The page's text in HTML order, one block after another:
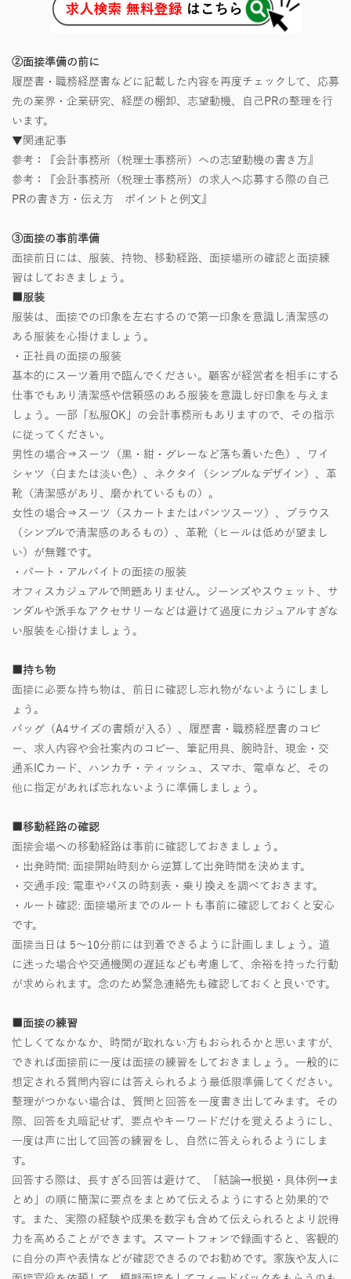
②面接準備の前に
履歴書・職務経歴書などに記載した内容を再度チェックして、応募
先の業界・企業研究、経歴の棚卸、志望動機、自己PRの整理を行
います。
▼関連記事
参考：『会計事務所（税理士事務所）への志望動機の書き方』
参考：『会計事務所（税理士事務所）の求人へ応募する際の自己
PRの書き方・伝え方 ポイントと例文』
③面接の事前準備
面接前日には、服装、持物、移動経路、面接場所の確認と面接練
習はしておきましょう。
■服装
服装は、面接での印象を左右するので第一印象を意識し清潔感の
ある服装を心掛けましょう。
・正社員の面接の服装
基本的にスーツ着用で臨んでください。顧客が経営者を相手にする
仕事でもあり清潔感や信頼感のある服装を意識し好印象を与えま
しょう。一部「私服OK」の会計事務所もありますので、その指示
に従ってください。
男性の場合⇒スーツ（黒・紺・グレーなど落ち着いた色）、ワイ
シャツ（白または淡い色）、ネクタイ（シンプルなデザイン）、革
靴（清潔感があり、磨かれているもの）。
女性の場合⇒スーツ（スカートまたはパンツスーツ）、ブラウス
（シンプルで清潔感のあるもの）、革靴（ヒールは低めが望まし
い）が無難です。
・パート・アルバイトの面接の服装
オフィスカジュアルで問題ありません。ジーンズやスウェット、サ
ンダルや派手なアクセサリーなどは避けて過度にカジュアルすぎな
い服装を心掛けましょう。
■持ち物
面接に必要な持ち物は、前日に確認し忘れ物がないようにしまし
ょう。
バッグ（A4サイズの書類が入る）、履歴書・職務経歴書のコピ
ー、求人内容や会社案内のコピー、筆記用具、腕時計、現金・交
通系ICカード、ハンカチ・ティッシュ、スマホ、電卓など、その
他に指定があれば忘れないように準備しましょう。
■移動経路の確認
面接会場への移動経路は事前に確認しておきましょう。
・出発時間: 面接開始時刻から逆算して出発時間を決めます。
・交通手段: 電車やバスの時刻表・乗り換えを調べておきます。
・ルート確認: 面接場所までのルートも事前に確認しておくと安心
です。
面接当日は 5〜10分前には到着できるように計画しましょう。道
に迷った場合や交通機関の遅延なども考慮して、余裕を持った行動
が求められます。念のため緊急連絡先も確認しておくと良いです。
■面接の練習
忙しくてなかなか、時間が取れない方もおられるかと思いますが、
できれば面接前に一度は面接の練習をしておきましょう。一般的に
想定される質問内容には答えられるよう最低限準備してください。
整理がつかない場合は、質問と回答を一度書き出してみます。その
際、回答を丸暗記せず、要点やキーワードだけを覚えるようにし、
一度は声に出して回答の練習をし、自然に答えられるようにしま
す。
回答する際は、長すぎる回答は避けて、「結論→根拠・具体例→ま
とめ」の順に簡潔に要点をまとめて伝えるようにすると効果的で
す。また、実際の経験や成果を数字も含めて伝えられるとより説得
力を高めることができます。スマートフォンで録画すると、客観的
に自分の声や表情などが確認できるのでお勧めです。家族や友人に